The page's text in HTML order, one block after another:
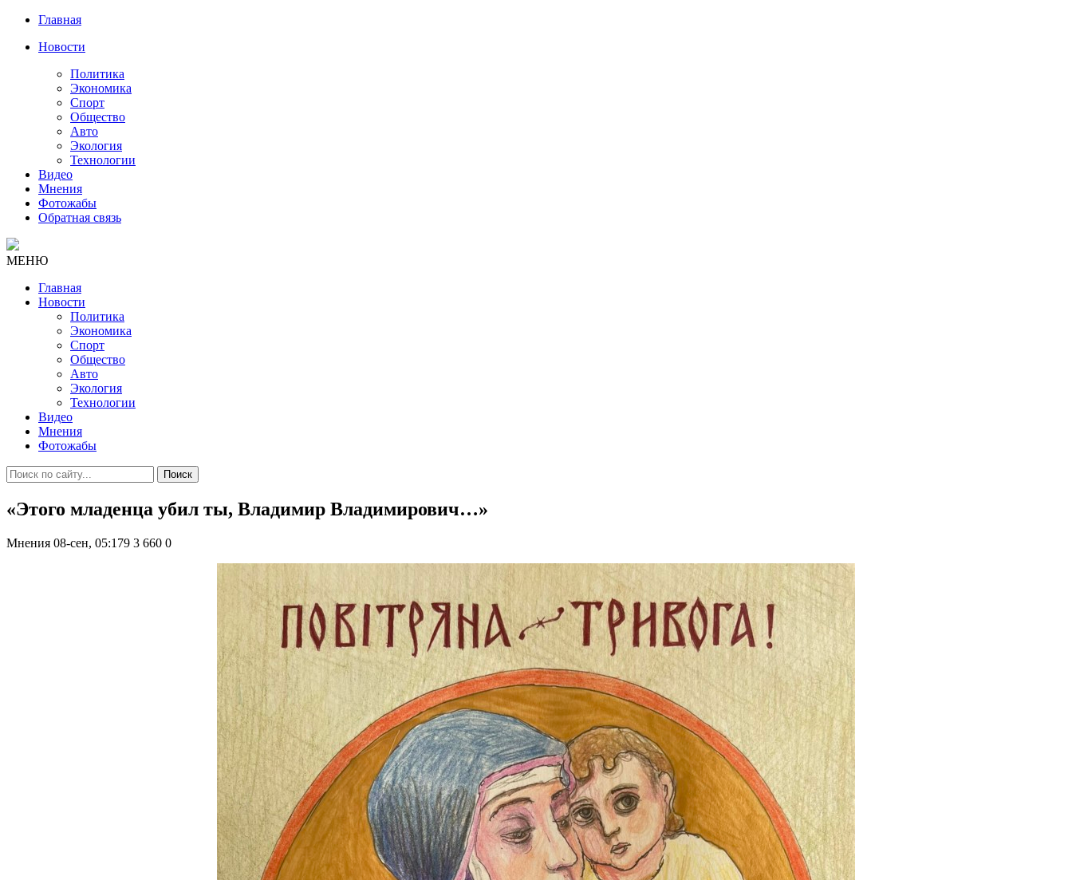
Главная
Новости
Политика
Экономика
Спорт
Общество
Авто
Экология
Технологии
Видео
Мнения
Фотожабы
Обратная связь
МЕНЮ
Главная
Новости
Политика
Экономика
Спорт
Общество
Авто
Экология
Технологии
Видео
Мнения
Фотожабы
Поиск
«Этого младенца убил ты, Владимир Владимирович…»
Мнения 08-сен, 05:179 3 660 0